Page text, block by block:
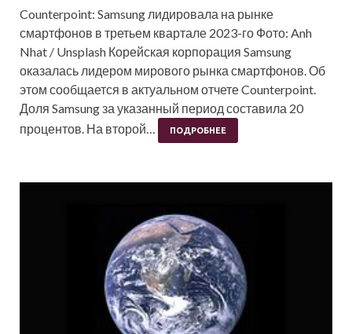
Counterpoint: Samsung лидировала на рынке
смартфонов в третьем квартале 2023-го Фото: Anh
Nhat / Unsplash Корейская корпорация Samsung
оказалась лидером мирового рынка смартфонов. Об
этом сообщается в актуальном отчете Counterpoint.
Доля Samsung за указанный период составила 20
процентов. На второй…
ПОДРОБНЕЕ